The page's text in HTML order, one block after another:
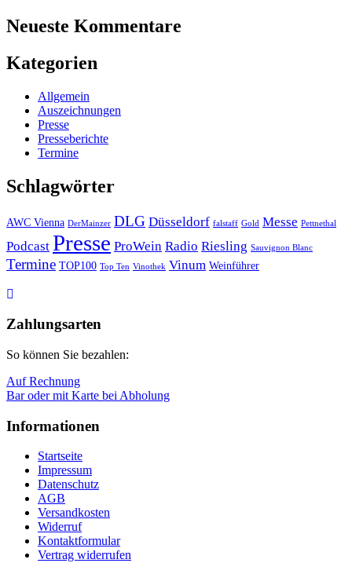
Neueste Kommentare
Kategorien
Allgemein
Auszeichnungen
Presse
Presseberichte
Termine
Schlagwörter
AWC Vienna DerMainzer DLG Düsseldorf falstaff Gold Messe Pettnethal
Podcast Presse ProWein Radio Riesling Sauvignon Blanc
Termine TOP100 Top Ten Vinothek Vinum Weinführer
Zahlungsarten
So können Sie bezahlen:
Auf Rechnung
Bar oder mit Karte bei Abholung
Informationen
Startseite
Impressum
Datenschutz
AGB
Versandkosten
Widerruf
Kontaktformular
Vertrag widerrufen